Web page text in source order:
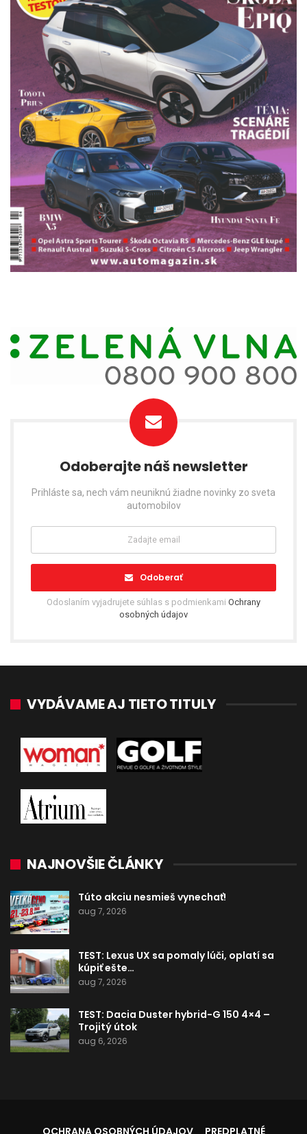
Odoberajte náš newsletter
Prihláste sa, nech vám neuniknú žiadne novinky zo sveta
automobilov
Odoberať
Odoslaním vyjadrujete súhlas s podmienkami Ochrany
osobných údajov
VYDÁVAME AJ TIETO TITULY
NAJNOVŠIE ČLÁNKY
Túto akciu nesmieš vynechať!
aug 7, 2026
TEST: Lexus UX sa pomaly lúči, oplatí sa
kúpiť ešte…
aug 7, 2026
TEST: Dacia Duster hybrid-G 150 4×4 –
Trojitý útok
aug 6, 2026